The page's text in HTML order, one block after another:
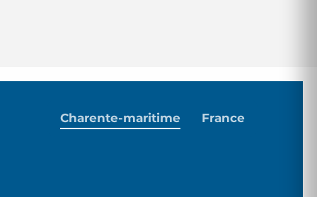
Charente-maritime France